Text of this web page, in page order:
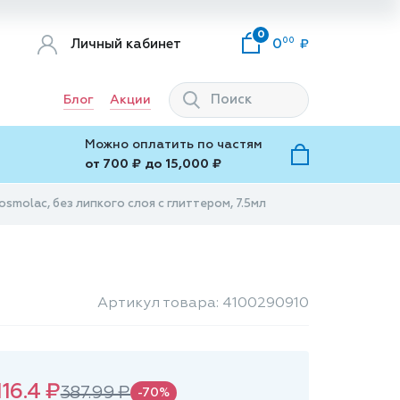
Личный кабинет
0
0 00
Блог Акции
Можно оплатить по частям
от 700 ₽ до 15,000 ₽
без липкого слоя с глиттером, 7.5мл
Артикул товара: 4100290910
₽387.99 ₽ -70%